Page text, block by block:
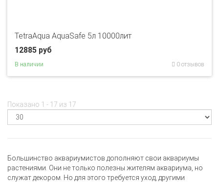
TetraAqua AquaSafe 5л 10000лит
12885 руб
В наличии 0 отзывов
Показано 1 - 17 из 17
Большинство аквариумистов дополняют свои аквариумы
растениями. Они не только полезны жителям аквариума, но
служат декором. Но для этого требуется уход, другими